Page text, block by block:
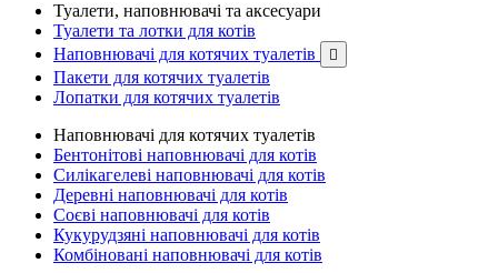
Туалети, наповнювачі та аксесуари
Туалети та лотки для котів
Наповнювачі для котячих туалетів

Пакети для котячих туалетів
Лопатки для котячих туалетів
Наповнювачі для котячих туалетів
Бентонітові наповнювачі для котів
Силікагелеві наповнювачі для котів
Деревні наповнювачі для котів
Соєві наповнювачі для котів
Кукурудзяні наповнювачі для котів
Комбіновані наповнювачі для котів